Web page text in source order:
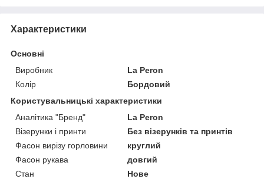
Характеристики
Основні
Виробник
La Peron
Колір
Бордовий
Користувальницькі характеристики
Аналітика "Бренд"
La Peron
Візерунки і принти
Без візерунків та принтів
Фасон вирізу горловини
круглий
Фасон рукава
довгий
Стан
Нове